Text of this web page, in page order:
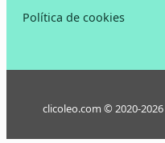
Política de cookies
clicoleo.com © 2020-